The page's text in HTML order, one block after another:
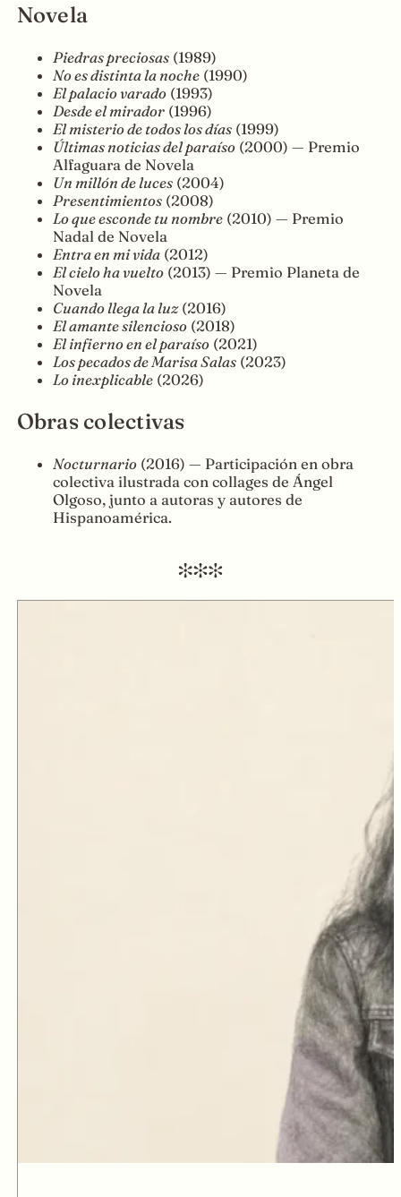
Novela
Piedras preciosas(1989)
No es distinta la noche(1990)
El palacio varado(1993)
Desde el mirador(1996)
El misterio de todos los días(1999)
Últimas noticias del paraíso(2000) — Premio
Alfaguara de Novela
Un millón de luces(2004)
Presentimientos(2008)
Lo que esconde tu nombre(2010) — Premio
Nadal de Novela
Entra en mi vida(2012)
El cielo ha vuelto(2013) — Premio Planeta de
Novela
Cuando llega la luz(2016)
El amante silencioso(2018)
El infierno en el paraíso(2021)
Los pecados de Marisa Salas(2023)
Lo inexplicable(2026)
Obras colectivas
Nocturnario(2016) — Participación en obra
colectiva ilustrada con collages de Ángel
Olgoso, junto a autoras y autores de
Hispanoamérica.